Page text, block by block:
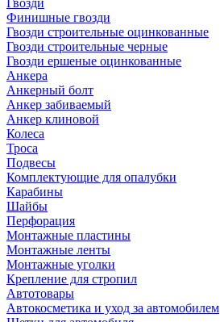
Гвозди
Финишные гвозди
Гвозди строительные оцинкованные
Гвозди строительные черные
Гвозди ершеные оцинкованные
Анкера
Анкерный болт
Анкер забиваемый
Анкер клиновой
Колеса
Троса
Подвесы
Комплектующие для опалубки
Карабины
Шайбы
Перфорация
Монтажные пластины
Монтажные ленты
Монтажные уголки
Крепление для стропил
Автотовары
Автокосметика и уход за автомобилем